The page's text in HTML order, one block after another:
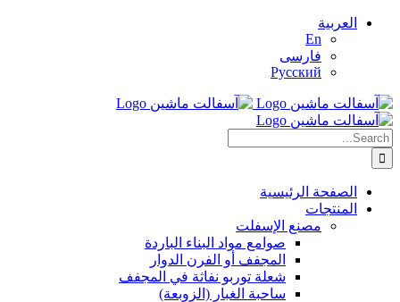
Skip
العربية
En
فارسی
Русский
Search
for:
الصفحة الرئيسية
المنتجات
مصنع الإسفلت
صوامع مواد البناء الباردة
المجفف أو الفرن الدوار
شعلة توربو نفاثة في المجفف
ساحبة الغبار (الزوبعة)